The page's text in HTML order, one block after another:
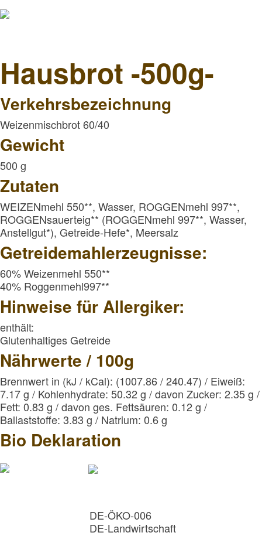
Hausbrot -500g-
Verkehrsbezeichnung
Weizenmischbrot 60/40
Gewicht
500 g
Zutaten
WEIZENmehl 550**, Wasser, ROGGENmehl 997**,
ROGGENsauerteig** (ROGGENmehl 997**, Wasser,
Anstellgut*), Getreide-Hefe*, Meersalz
Getreidemahlerzeugnisse:
60% Weizenmehl 550**
40% Roggenmehl997**
Hinweise für Allergiker:
enthält:
Glutenhaltiges Getreide
Nährwerte / 100g
Brennwert in (kJ / kCal): (1007.86 / 240.47) / Eiweiß:
7.17 g / Kohlenhydrate: 50.32 g / davon Zucker: 2.35 g /
Fett: 0.83 g / davon ges. Fettsäuren: 0.12 g /
Ballaststoffe: 3.83 g / Natrium: 0.6 g
Bio Deklaration
DE-ÖKO-006
DE-Landwirtschaft